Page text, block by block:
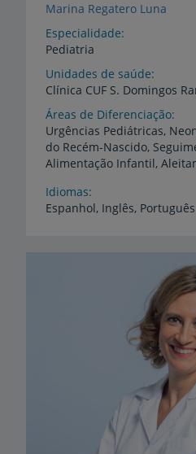
Marina Regatero Luna
Especialidade
Pediatria
Unidades de saúde
Clínica CUF S. Domingos
Áreas de Diferenciação
Urgências Pediátricas,
do Recém-Nascido,
Idiomas
Espanhol, Inglês, Português